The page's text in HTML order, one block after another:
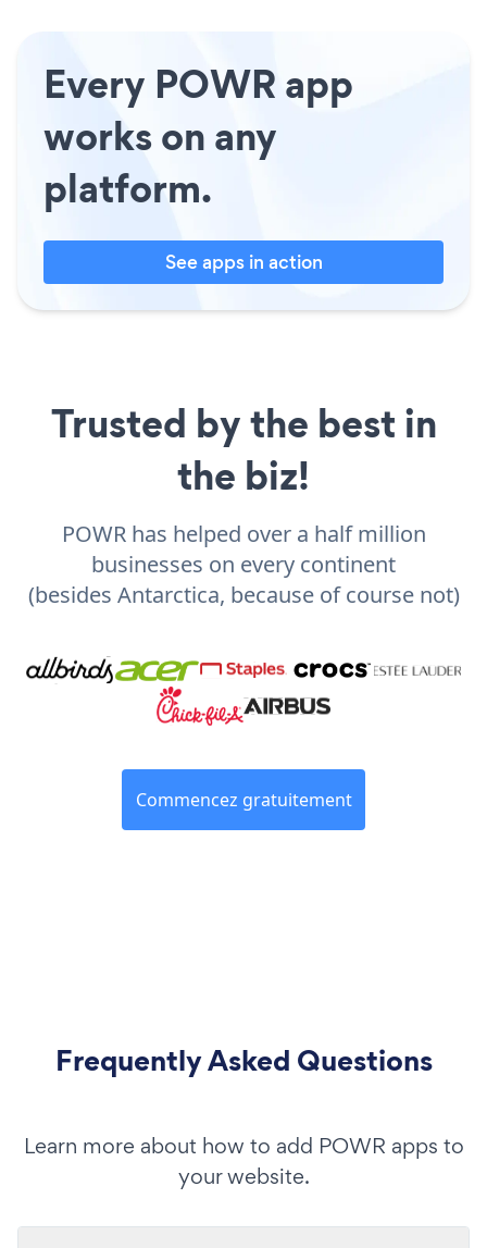
Every POWR app
works on any
platform.
See apps in action
Trusted by the best in
the biz!
POWR has helped over a half million
businesses on every continent
(besides Antarctica, because of course not)
Commencez gratuitement
Frequently Asked Questions
Learn more about how to add POWR apps to
your website.